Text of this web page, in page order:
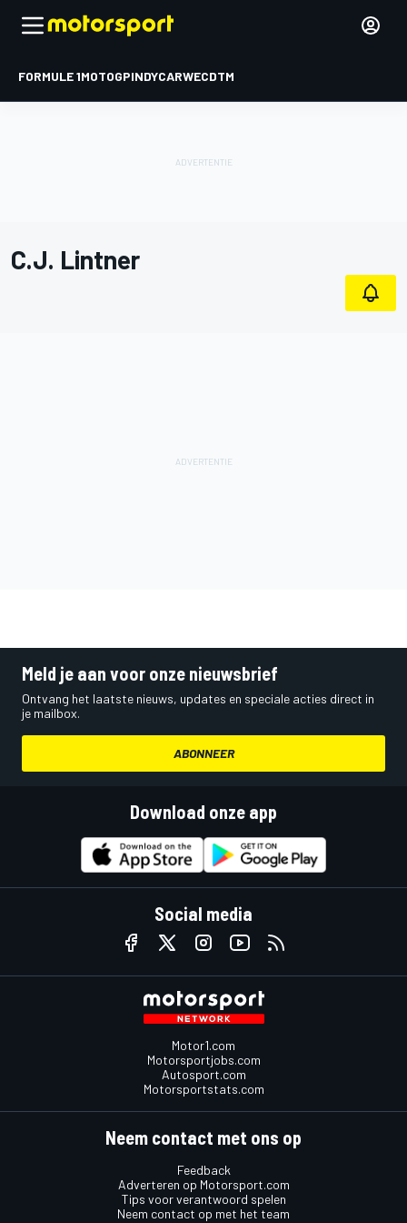
FORMULE 1MOTOGPINDYCARWECDTM
C.J. Lintner
Meld je aan voor onze nieuwsbrief
Ontvang het laatste nieuws, updates en speciale acties direct in
je mailbox.
ABONNEER
Download onze app
Social media
Motor1.com
Motorsportjobs.com
Autosport.com
Motorsportstats.com
Neem contact met ons op
Feedback
Adverteren op Motorsport.com
Tips voor verantwoord spelen
Neem contact op met het team